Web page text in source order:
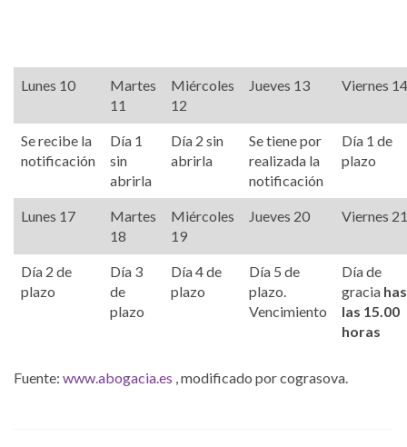
Lunes 10
Martes
11
Miércoles
12
Jueves 13 Viernes 14
Se recibe la
notificación
Día 1
sin
abrirla
Día 2 sin
abrirla
Se tiene por
realizada la
notificación
Día 1 de
plazo
Lunes 17
Martes
18
Miércoles
19
Jueves 20 Viernes 21
Día 2 de
plazo
Día 3
de
plazo
Día 4 de
plazo
Día 5 de
plazo.
Vencimiento
Día de
gracia
las 15.00
horas
Fuente: www.abogacia.es , modificado por cograsova.